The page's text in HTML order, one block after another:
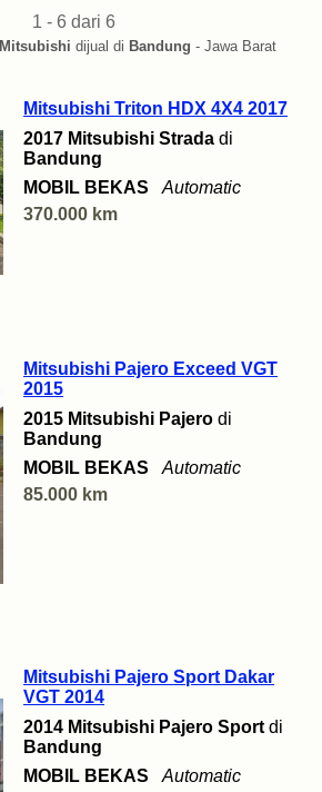
1 - 6 dari 6
Mitsubishi dijual di Bandung - Jawa Barat
Mitsubishi Triton HDX 4X4 2017
2017 Mitsubishi Strada di
Bandung
MOBIL BEKAS
Automatic
370.000 km
Mitsubishi Pajero Exceed VGT
2015
2015 Mitsubishi Pajero di
Bandung
MOBIL BEKAS
Automatic
85.000 km
Mitsubishi Pajero Sport Dakar
VGT 2014
2014 Mitsubishi Pajero Sport di
Bandung
MOBIL BEKAS
Automatic